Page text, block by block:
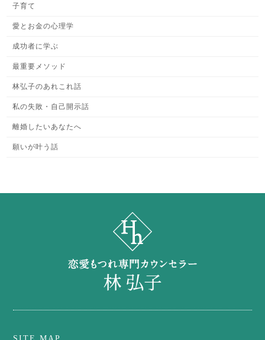
子育て
愛とお金の心理学
成功者に学ぶ
最重要メソッド
林弘子のあれこれ話
私の失敗・自己開示話
離婚したいあなたへ
願いが叶う話